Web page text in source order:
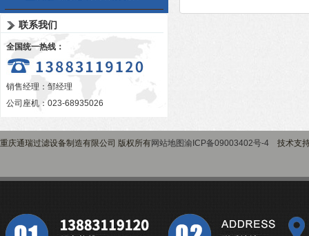
联系我们
全国统一热线：
销售经理：邹经理
公司座机：023-68935026
重庆通瑞过滤设备制造有限公司 版权所有网站地图渝ICP备09003402号-4 技术支